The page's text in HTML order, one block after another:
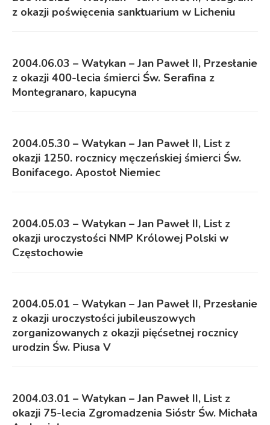
z okazji poświęcenia sanktuarium w Licheniu
2004.06.03 – Watykan – Jan Paweł II, Przesłanie
z okazji 400-lecia śmierci Św. Serafina z
Montegranaro, kapucyna
2004.05.30 – Watykan – Jan Paweł II, List z
okazji 1250. rocznicy męczeńskiej śmierci Św.
Bonifacego. Apostoł Niemiec
2004.05.03 – Watykan – Jan Paweł II, List z
okazji uroczystości NMP Królowej Polski w
Częstochowie
2004.05.01 – Watykan – Jan Paweł II, Przesłanie
z okazji uroczystości jubileuszowych
zorganizowanych z okazji pięćsetnej rocznicy
urodzin Św. Piusa V
2004.03.01 – Watykan – Jan Paweł II, List z
okazji 75-lecia Zgromadzenia Sióstr Św. Michała